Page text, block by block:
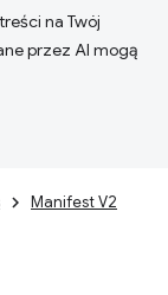
na Twój
przez AI mogą
Manifest V2